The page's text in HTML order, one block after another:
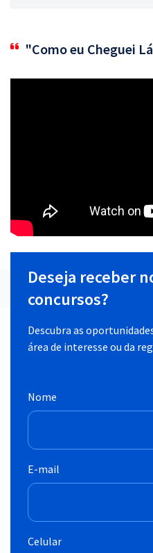
"Como eu Cheguei
Deseja receber
concursos?
Descubra as
área de interesse ou da
Nome
E-mail
Celular